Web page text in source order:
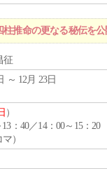
推命の更なる秘伝を
征
～ 12月 23日
）
13：40／14：00～15：20
）